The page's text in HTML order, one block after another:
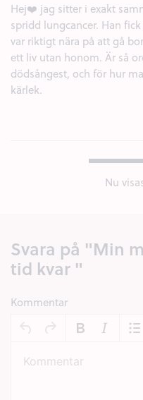
Hej❤️ jag sitter i exakt
spridd lungcancer. Han
var riktigt nära på att gå
ett liv utan honom. Är så
dödsångest, och för hur
kärlek.
Nu
Svara på "Min
tid kvar "
Kommentar